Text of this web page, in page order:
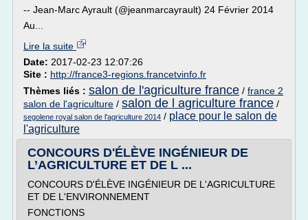
-- Jean-Marc Ayrault (@jeanmarcayrault) 24 Février 2014
Au...
Lire la suite
Date: 2017-02-23 12:07:26
Site : http://france3-regions.francetvinfo.fr
Thèmes liés : salon de l'agriculture france / france 2
salon de l'agriculture / salon de l agriculture france /
segolene royal salon de l'agriculture 2014 / place pour le salon de
l'agriculture
CONCOURS D'ÉLÈVE INGÉNIEUR DE
L’AGRICULTURE ET DE L ...
CONCOURS D'ÉLÈVE INGÉNIEUR DE L'AGRICULTURE
ET DE L'ENVIRONNEMENT
FONCTIONS